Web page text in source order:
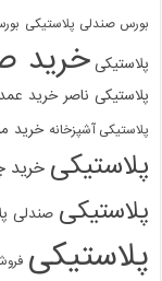
بورس صندلی پلاستیکی
پلاستیکی خرید
پلاستیکی ناصر خرید
پلاستیکی آشپزخانه خرید
پلاستیکی خرید
پلاستیکی صندلی
پلاستیکی